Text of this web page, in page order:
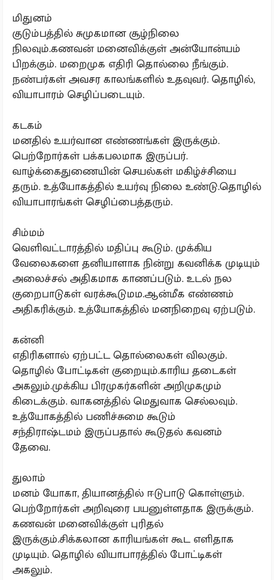
மிதுனம்
குடும்பத்தில் சுமுகமான சூழ்நிலை
நிலவும்.கணவன் மனைவிக்குள் அன்யோன்யம்
பிறக்கும். மறைமுக எதிரி தொல்லை நீங்கும்.
நண்பர்கள் அவசர காலங்களில் உதவுவர். தொழில்,
வியாபாரம் செழிப்படையும்.
கடகம்
மனதில் உயர்வான எண்ணங்கள் இருக்கும்.
பெற்றோர்கள் பக்கபலமாக இருப்பர்.
வாழ்க்கைதுணையின் செயல்கள் மகிழ்ச்சியை
தரும். உத்யோகத்தில் உயர்வு நிலை உண்டு.தொழில்
வியாபாரங்கள் செழிப்பைத்தரும்.
சிம்மம்
வெளிவட்டாரத்தில் மதிப்பு கூடும். முக்கிய
வேலைகளை தனியாளாக நின்று கவனிக்க முடியும்
அலைச்சல் அதிகமாக காணப்படும். உடல் நல
குறைபாடுகள் வரக்கூடுமம.ஆன்மீக எண்ணம்
அதிகரிக்கும். உத்யோகத்தில் மனநிறைவு ஏற்படும்.
கன்னி
எதிரிகளால் ஏற்பட்ட தொல்லைகள் விலகும்.
தொழில் போட்டிகள் குறையும்.காரிய தடைகள்
அகலும்.முக்கிய பிரமுகர்களின் அறிமுகமும்
கிடைக்கும். வாகனத்தில் மெதுவாக செல்லவும்.
உத்யோகத்தில் பணிச்சுமை கூடும்
சந்திராஷ்டமம் இருப்பதால் கூடுதல் கவனம்
தேவை.
துலாம்
மனம் யோகா, தியானத்தில் ஈடுபாடு கொள்ளும்.
பெற்றோர்கள் அறிவுரை பயனுள்ளதாக இருக்கும்.
கணவன் மனைவிக்குள் புரிதல்
இருக்கும்.சிக்கலான காரியங்கள் கூட எளிதாக
முடியும். தொழில் வியாபாரத்தில் போட்டிகள்
அகலும்.